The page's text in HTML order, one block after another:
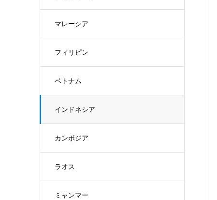
マレーシア
フィリピン
ベトナム
インドネシア
カンボジア
ラオス
ミャンマー